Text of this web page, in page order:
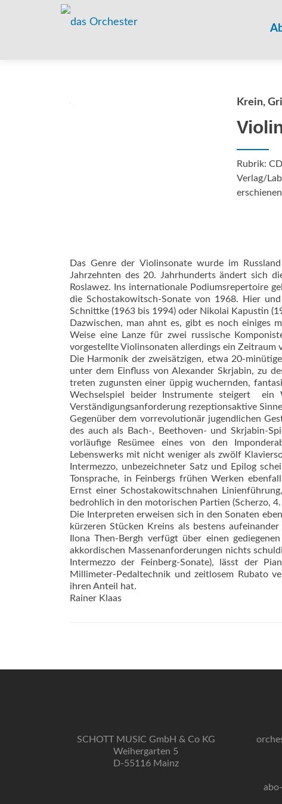
Krein,
Rubrik:
Verlag/
Das Genre der Violinsonate wurde im
Jahrzehnten des 20. Jahrhunderts ändert sich
Roslawez. Ins internationale Podiumsrepertoire
die Schostakowitsch-Sonate von 1968. Hier
Schnittke (1963 bis 1994) oder Nikolai Kapustin
Dazwischen, man ahnt es, gibt es noch einiges
Weise eine Lanze für zwei russische
vorgestellte Violinsonaten allerdings ein Zeitraum
Die Harmonik der zweisätzigen, etwa 20-
unter dem Einfluss von Alexander Skrjabin, zu
treten zugunsten einer üppig wuchernden,
Wechselspiel beider Instrumente steigert 
Verständigungsanforderung rezeptionsaktive
Gegenüber dem vorrevolutionär jugendlichen
des auch als Bach-, Beethoven- und Skrjabin-
vorläufige Resümee eines von den
Lebenswerks mit nicht weniger als zwölf
Intermezzo, unbezeichneter Satz und Epilog
Tonsprache, in Feinbergs frühen Werken
Ernst einer Schostakowitschnahen
bedrohlich in den motorischen Partien (Scherzo, 4.
Die Interpreten erweisen sich in den Sonaten
kürzeren Stücken Kreins als bestens
Ilona Then-Bergh verfügt über einen
akkordischen Massenanforderungen nichts
Intermezzo der Feinberg-Sonate), lässt der
Millimeter-Pedaltechnik und zeitlosem Rubato
ihren Anteil hat.
Rainer Klaas
SCHOTT MUSIC GmbH & Co KG
Weihergarten 5
D-55116 Mainz